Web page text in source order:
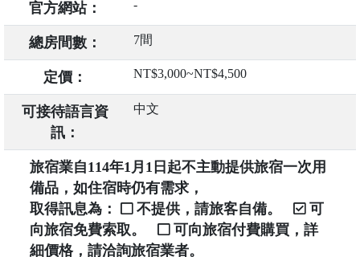
官方網站： -
總房間數： 7間
定價： NT$3,000~NT$4,500
可接待語言資
訊：
中文
旅宿業自114年1月1日起不主動提供旅宿一次用
備品，如住宿時仍有需求，
取得訊息為：
不提供，請旅客自備。
可
向旅宿免費索取。
可向旅宿付費購買，詳
細價格，請洽詢旅宿業者。